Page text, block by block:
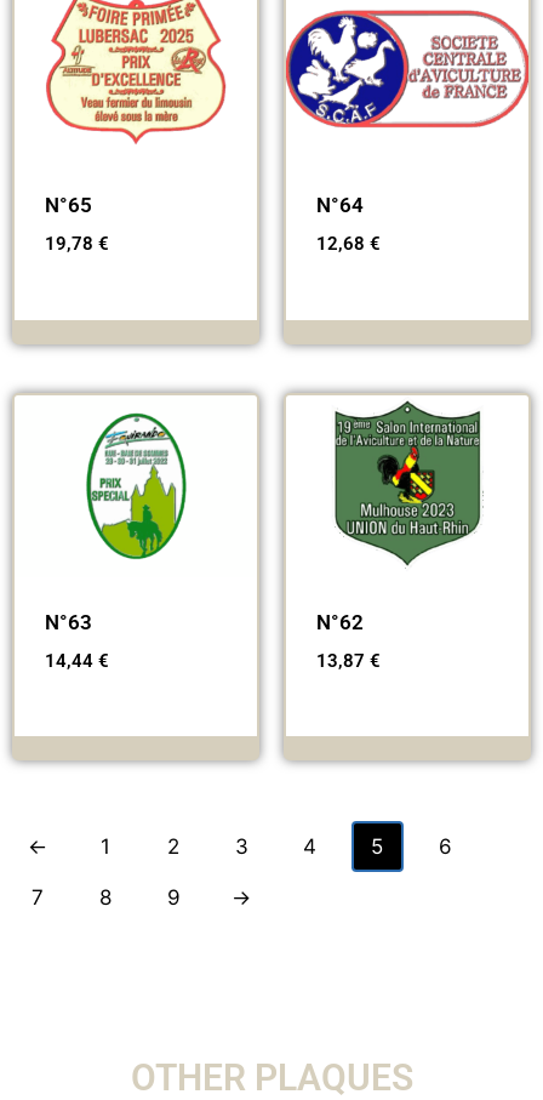
N°65
19,78 €
N°64
12,68 €
N°63
14,44 €
N°62
13,87 €
← 1 2 3 4 5 6
7 8 9 →
OTHER PLAQUES